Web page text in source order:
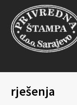
rješenja